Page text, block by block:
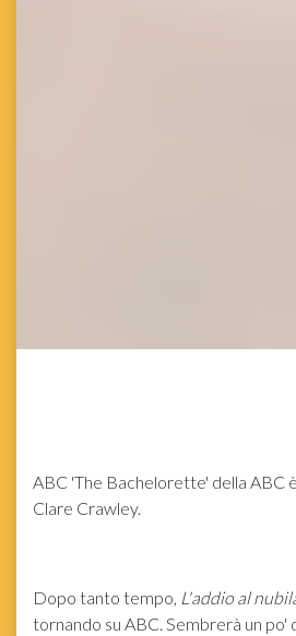
ABC 'The Bachelorette' della ABC
Clare Crawley.
Dopo tanto tempo, L'addio al
tornando su ABC. Sembrerà un po'